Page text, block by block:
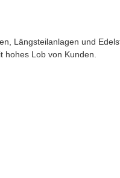
Längsteilanlagen und
Lob von Kunden.